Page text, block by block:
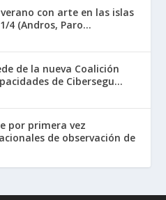
con arte en las islas
4 (Andros, Paro...
de la nueva Coalición
de Cibersegu...
por primera vez
de observación de